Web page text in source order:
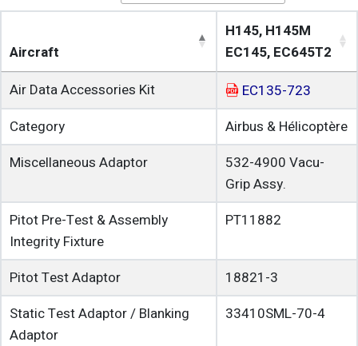
Aircraft
H145, H145M
EC145, EC645T2
Air Data Accessories Kit
EC135-723
Category
Airbus & Hélicoptère
Miscellaneous Adaptor
532-4900 Vacu-
Grip Assy.
Pitot Pre-Test & Assembly
Integrity Fixture
PT11882
Pitot Test Adaptor
18821-3
Static Test Adaptor / Blanking
Adaptor
33410SML-70-4